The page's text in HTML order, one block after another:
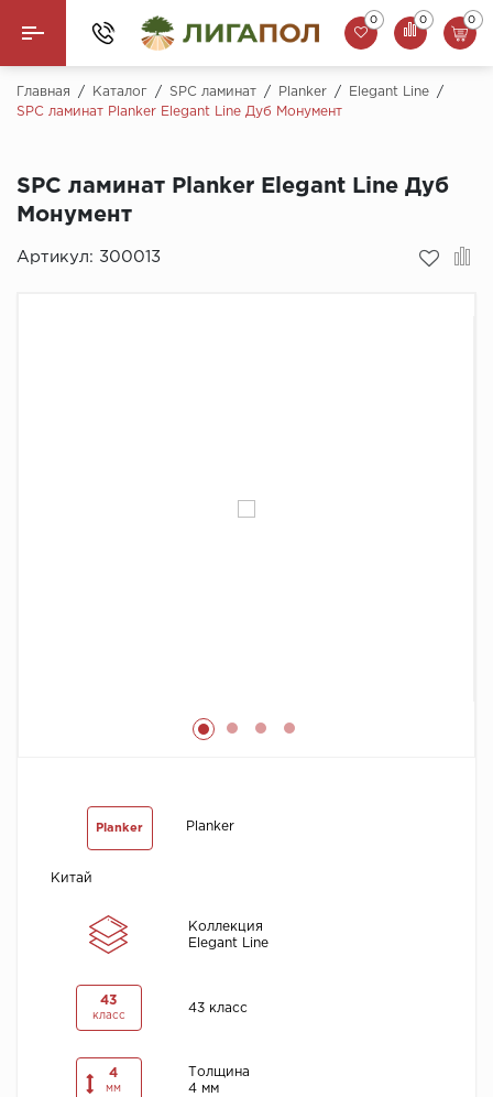
Назад
Кварцвинил (LVT)
0 0 0
Главная / Каталог / SPC ламинат / Planker / Elegant Line
/
SPC ламинат Planker Elegant Line Дуб Монумент
SPC ламинат Planker Elegant Line Дуб
Монумент
Артикул: 300013
Planker Planker
Китай
Коллекция
Elegant Line
43
класс
43 класс
4
мм
Толщина
4 мм